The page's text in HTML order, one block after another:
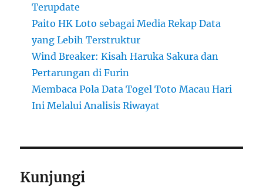
Terupdate
Paito HK Loto sebagai Media Rekap Data
yang Lebih Terstruktur
Wind Breaker: Kisah Haruka Sakura dan
Pertarungan di Furin
Membaca Pola Data Togel Toto Macau Hari
Ini Melalui Analisis Riwayat
Kunjungi